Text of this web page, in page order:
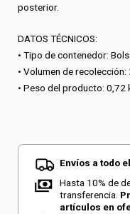
posterior.
DATOS TÉCNICOS:
• Tipo de contenedor:
• Volumen de recolección:
• Peso del producto: 0,72
Envíos a todo
Hasta 10% de
transferencia.
artículos en